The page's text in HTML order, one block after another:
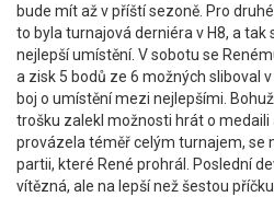
bude mít až v příští sezoně. Pro
to byla turnajová derniéra v H8, a tak
nejlepší umístění. V sobotu se
a zisk 5 bodů ze 6 možných sliboval
boj o umístění mezi nejlepšími.
trošku zalekl možnosti hrát o medaili
provázela téměř celým turnajem, se
partii, které René prohrál. Poslední
vítězná, ale na lepší než šestou